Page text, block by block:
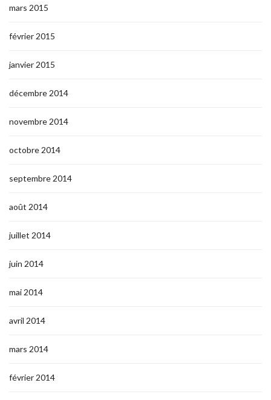
mars 2015
février 2015
janvier 2015
décembre 2014
novembre 2014
octobre 2014
septembre 2014
août 2014
juillet 2014
juin 2014
mai 2014
avril 2014
mars 2014
février 2014